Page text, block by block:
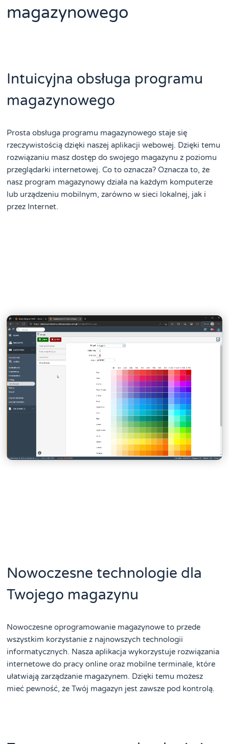
magazynowego
Intuicyjna obsługa programu
magazynowego
Prosta obsługa programu magazynowego staje się
rzeczywistością dzięki naszej aplikacji webowej. Dzięki temu
rozwiązaniu masz dostęp do swojego magazynu z poziomu
przeglądarki internetowej. Co to oznacza? Oznacza to, że
nasz program magazynowy działa na każdym komputerze
lub urządzeniu mobilnym, zarówno w sieci lokalnej, jak i
przez Internet.
Nowoczesne technologie dla
Twojego magazynu
Nowoczesne oprogramowanie magazynowe to przede
wszystkim korzystanie z najnowszych technologii
informatycznych. Nasza aplikacja wykorzystuje rozwiązania
internetowe do pracy online oraz mobilne terminale, które
ułatwiają zarządzanie magazynem. Dzięki temu możesz
mieć pewność, że Twój magazyn jest zawsze pod kontrolą.